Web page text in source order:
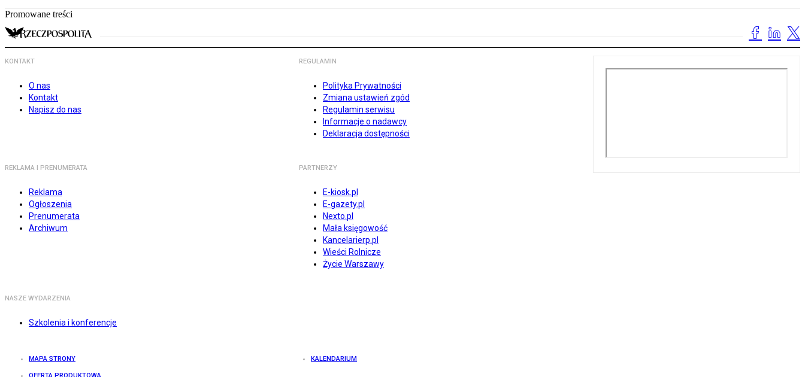
Promowane treści
KONTAKT
O nas
Kontakt
Napisz do nas
REGULAMIN
Polityka Prywatności
Zmiana ustawień zgód
Regulamin serwisu
Informacje o nadawcy
Deklaracja dostępności
REKLAMA I PRENUMERATA
Reklama
Ogłoszenia
Prenumerata
Archiwum
PARTNERZY
E-kiosk.pl
E-gazety.pl
Nexto.pl
Mała księgowość
Kancelarierp.pl
Wieści Rolnicze
Życie Warszawy
NASZE WYDARZENIA
Szkolenia i konferencje
MAPA STRONY KALENDARIUM